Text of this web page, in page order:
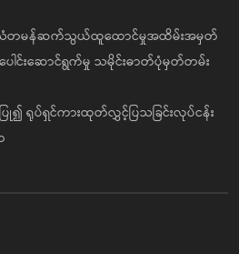
ား သံတမန်ဆက်သွယ်ထူထောင်မှုအထိမ်းအမှတ်
းပေါင်းဆောင်ရွက်မှု သမိုင်းဓာတ်ပုံမှတ်တမ်း
ရုပ်ရှင်ကားထုတ်လွှင့်ပြသခြင်းလုပ်ငန်း